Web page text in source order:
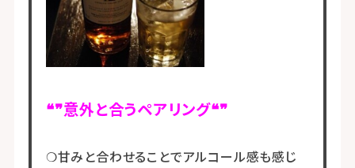
❝❞意外と合うペアリング❝❞
❍甘みと合わせることでアルコール感も感じ